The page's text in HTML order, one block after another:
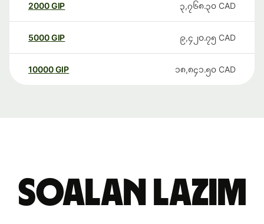
2000GIP ၃,၇၆၈.၃၀ CAD
5000GIP ၉,၄၂၀.၇၅ CAD
10000 GIP ၁၈,၈၄၁.၅၀ CAD
Soalan Lazim